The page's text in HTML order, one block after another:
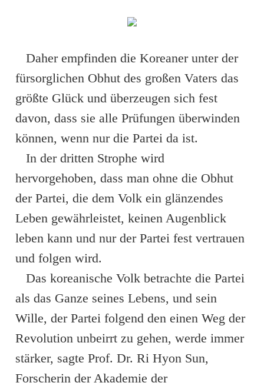
Daher empfinden die Koreaner unter der
fürsorglichen Obhut des großen Vaters das
größte Glück und überzeugen sich fest
davon, dass sie alle Prüfungen überwinden
können, wenn nur die Partei da ist.
In der dritten Strophe wird
hervorgehoben, dass man ohne die Obhut
der Partei, die dem Volk ein glänzendes
Leben gewährleistet, keinen Augenblick
leben kann und nur der Partei fest vertrauen
und folgen wird.
Das koreanische Volk betrachte die Partei
als das Ganze seines Lebens, und sein
Wille, der Partei folgend den einen Weg der
Revolution unbeirrt zu gehen, werde immer
stärker, sagte Prof. Dr. Ri Hyon Sun,
Forscherin der Akademie der